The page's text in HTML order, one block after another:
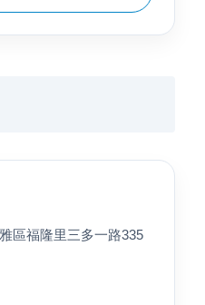
區福隆里三多一路335